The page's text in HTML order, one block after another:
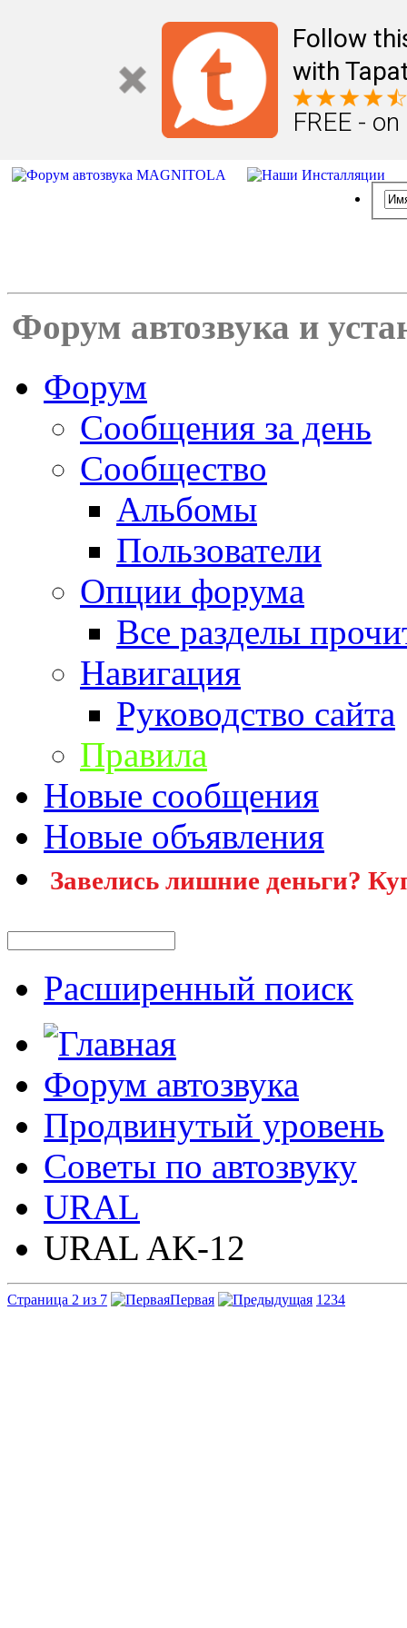
Follow
with
FREE -
Форум автозвука и
Форум
Сообщения за день
Сообщество
Альбомы
Пользователи
Опции форума
Все разделы
Навигация
Руководство сайта
Правила
Новые сообщения
Новые объявления
Завелись лишние деньги?
Расширенный поиск
Форум автозвука
Продвинутый уровень
Советы по автозвуку
URAL
URAL AK-12
Страница 2 из 7 Первая 1 234